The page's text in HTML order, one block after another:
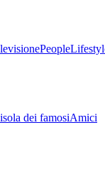
People
dei famosiAmici